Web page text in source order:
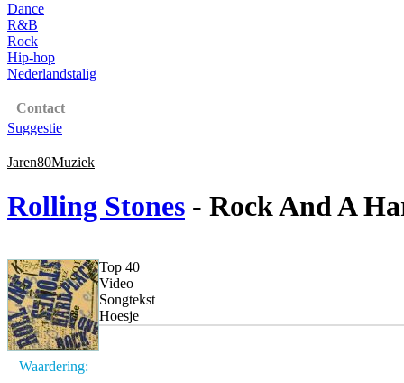
Dance
R&B
Rock
Hip-hop
Nederlandstalig
Contact
Suggestie
Jaren80Muziek
Rolling Stones - Rock And A
Waardering:
Top 40
Video
Songtekst
Hoesje